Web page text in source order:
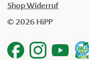
Shop Widerruf
© 2026 HiPP